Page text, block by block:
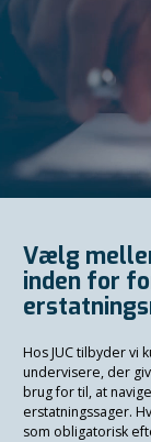
Vælg
inden for
Hos JUC tilbyder vi
undervisere, der
brug for til, at
erstatningssager.
som obligatorisk